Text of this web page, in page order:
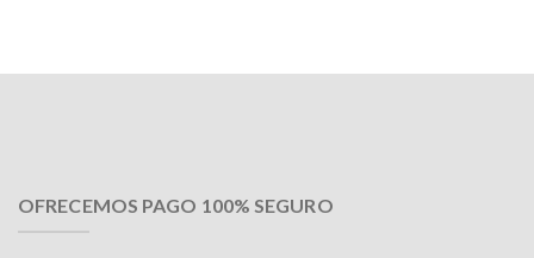
OFRECEMOS PAGO 100% SEGURO